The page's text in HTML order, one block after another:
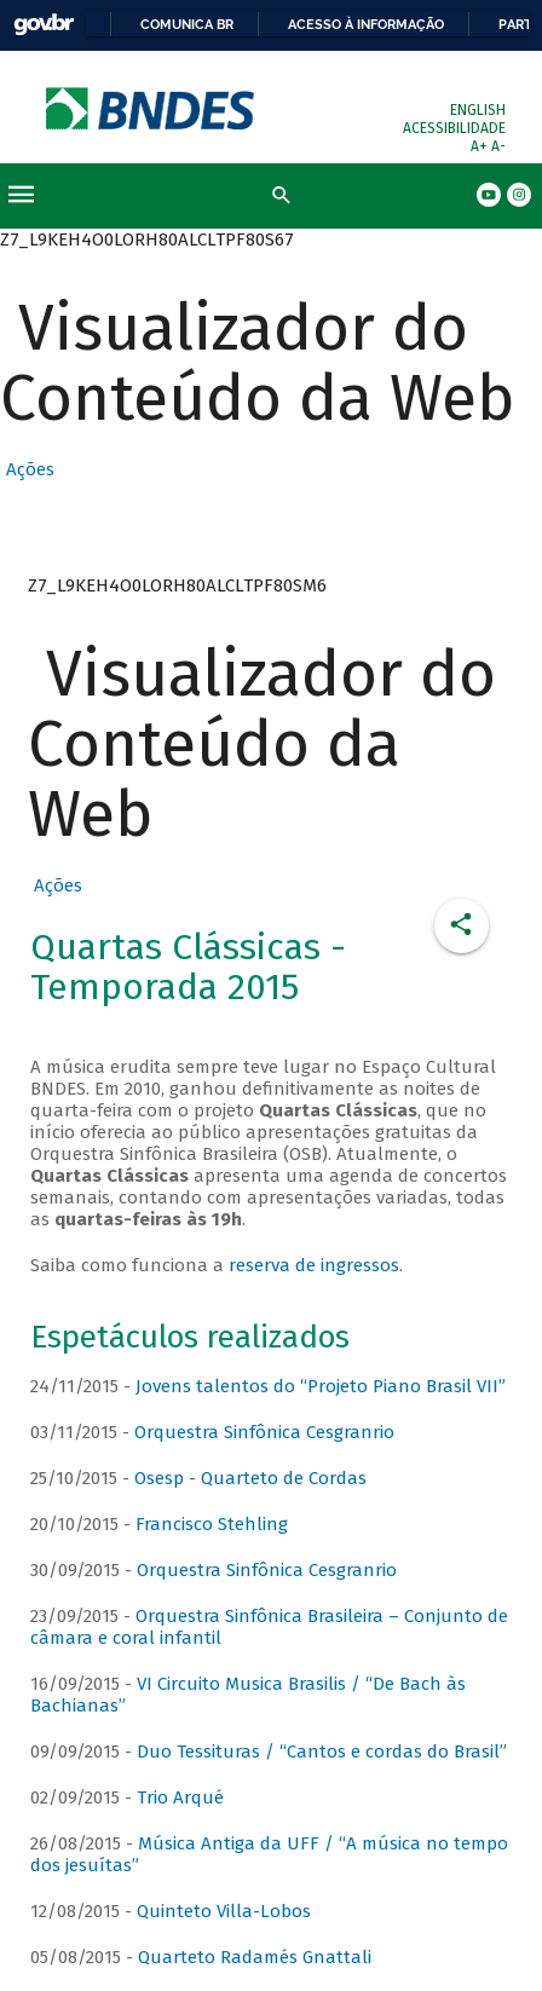
COMUNICA BR ACESSO À INFORMAÇÃO
ENGLISH
ACESSIBILIDADE
A+ A-
Z7_L9KEH4O0LORH80ALCLTPF80S67
Visualizador do
Conteúdo da Web
Ações
Z7_L9KEH4O0LORH80ALCLTPF80SM6
Visualizador do
Conteúdo da
Web
Ações
Quartas Clássicas -
Temporada 2015
A música erudita sempre teve lugar no Espaço Cultural
BNDES. Em 2010, ganhou definitivamente as noites de
quarta-feira com o projeto Quartas Clássicas, que no
início oferecia ao público apresentações gratuitas da
Orquestra Sinfônica Brasileira (OSB). Atualmente, o
Quartas Clássicasapresenta uma agenda de concertos
semanais, contando com apresentações variadas, todas
as quartas-feiras às 19h.
Saiba como funciona a reserva de ingressos.
Espetáculos realizados
24/11/2015 - Jovens talentos do “Projeto Piano Brasil VII”
03/11/2015 - Orquestra Sinfônica Cesgranrio
25/10/2015 - Osesp - Quarteto de Cordas
20/10/2015 - Francisco Stehling
30/09/2015 - Orquestra Sinfônica Cesgranrio
23/09/2015 - Orquestra Sinfônica Brasileira – Conjunto de
câmara e coral infantil
16/09/2015 - VI Circuito Musica Brasilis / “De Bach às
Bachianas”
09/09/2015 - Duo Tessituras / “Cantos e cordas do Brasil”
02/09/2015 - Trio Arqué
26/08/2015 - Música Antiga da UFF / “A música no tempo
dos jesuítas”
12/08/2015 - Quinteto Villa-Lobos
05/08/2015 - Quarteto Radamés Gnattali